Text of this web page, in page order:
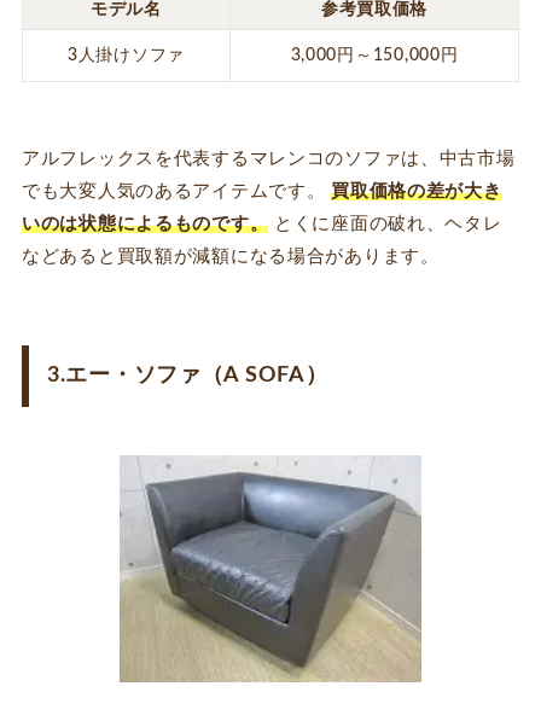
モデル名 参考買取価格
3人掛けソファ 3,000円～150,000円
アルフレックスを代表するマレンコのソファは、中古市場
でも大変人気のあるアイテムです。買取価格の差が大き
いのは状態によるものです。 とくに座面の破れ、ヘタレ
などあると買取額が減額になる場合があります。
3.エー・ソファ（A SOFA）